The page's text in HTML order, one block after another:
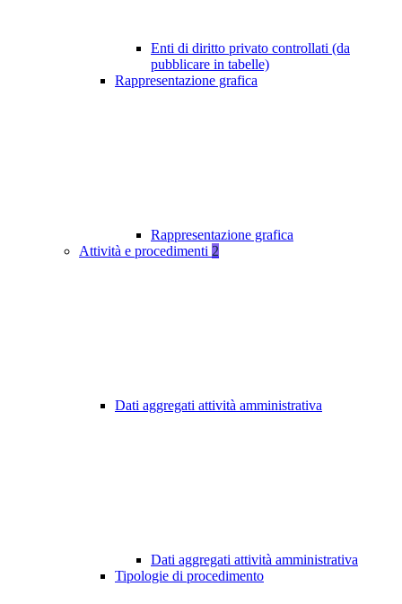
Enti di diritto privato controllati (da
pubblicare in tabelle)
Rappresentazione grafica
Rappresentazione grafica
Attività e procedimenti 2
Dati aggregati attività amministrativa
Dati aggregati attività amministrativa
Tipologie di procedimento